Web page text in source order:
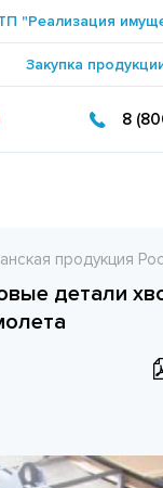
"Реализация
Закупка
8
продукция
детали